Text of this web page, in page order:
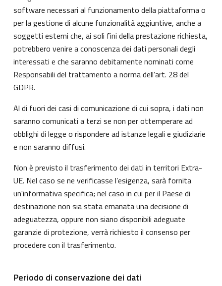
software necessari al funzionamento della piattaforma o
per la gestione di alcune funzionalità aggiuntive, anche a
soggetti esterni che, ai soli fini della prestazione richiesta,
potrebbero venire a conoscenza dei dati personali degli
interessati e che saranno debitamente nominati come
Responsabili del trattamento a norma dell’art. 28 del
GDPR.
Al di fuori dei casi di comunicazione di cui sopra, i dati non
saranno comunicati a terzi se non per ottemperare ad
obblighi di legge o rispondere ad istanze legali e giudiziarie
e non saranno diffusi.
Non è previsto il trasferimento dei dati in territori Extra-
UE. Nel caso se ne verificasse l’esigenza, sarà fornita
un'informativa specifica; nel caso in cui per il Paese di
destinazione non sia stata emanata una decisione di
adeguatezza, oppure non siano disponibili adeguate
garanzie di protezione, verrà richiesto il consenso per
procedere con il trasferimento.
Periodo di conservazione dei dati